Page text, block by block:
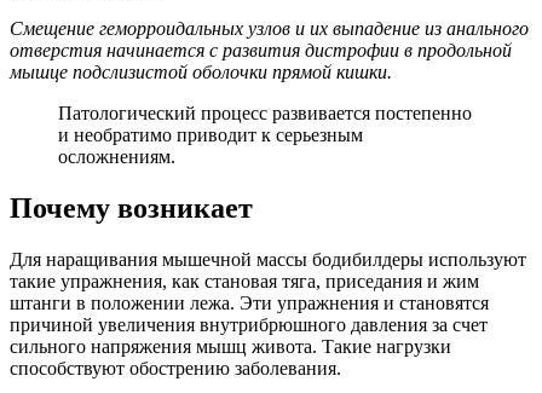
Смещение геморроидальных узлов и их выпадение из анального
отверстия начинается с развития дистрофии в продольной
мышце подслизистой оболочки прямой кишки.
Патологический процесс развивается постепенно
и необратимо приводит к серьезным
осложнениям.
Почему возникает
Для наращивания мышечной массы бодибилдеры используют
такие упражнения, как становая тяга, приседания и жим
штанги в положении лежа. Эти упражнения и становятся
причиной увеличения внутрибрюшного давления за счет
сильного напряжения мышц живота. Такие нагрузки
способствуют обострению заболевания.